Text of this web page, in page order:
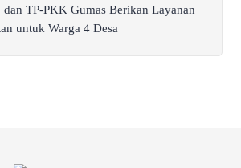
dan TP-PKK Gumas Berikan Layanan
untuk Warga 4 Desa